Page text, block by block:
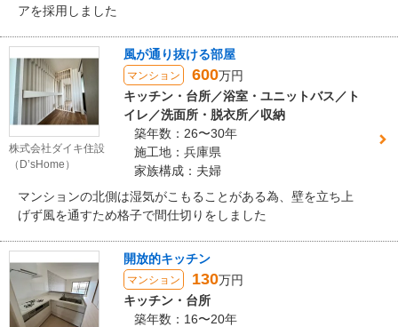
アを採用しました
株式会社ダイキ住設
（D’sHome）
風が通り抜ける部屋
マンション 600万円
キッチン・台所／浴室・ユニットバス／ト
イレ／洗面所・脱衣所／収納
築年数：26〜30年
施工地：兵庫県
家族構成：夫婦
マンションの北側は湿気がこもることがある為、壁を立ち上
げず風を通すため格子で間仕切りをしました
開放的キッチン
マンション 130万円
キッチン・台所
築年数：16〜20年